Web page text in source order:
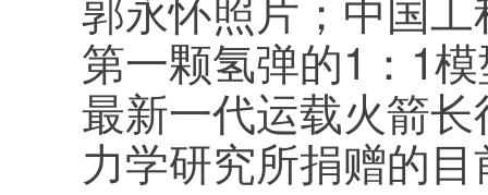
第一颗氢弹的1：1
最新一代运载火箭
力学研究所捐赠的